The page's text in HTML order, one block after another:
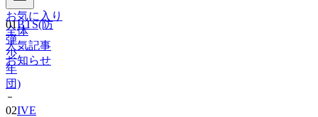
お気に入り
全体
人気記事
お知らせ
01BTS(防
弾
少
年
団)
02IVE